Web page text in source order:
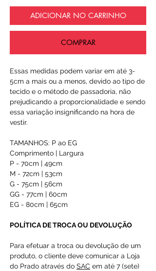
ADICIONAR NO CARRINHO
COMPRAR
Essas medidas podem variar em até 3-
5cm a mais ou a menos, devido ao tipo de
tecido e o método de passadoria, não
prejudicando a proporcionalidade e sendo
essa variação insignificando na hora de
vestir.
TAMANHOS: P ao EG
Comprimento | Largura
P - 70cm | 49cm
M - 72cm | 53cm
G - 75cm | 56cm
GG - 77cm | 60cm
EG - 80cm | 65cm
POLÍTICA DE TROCA OU DEVOLUÇÃO
Para efetuar a troca ou devolução de um
produto, o cliente deve comunicar a Loja
do Prado através do SAC em até 7 (sete)